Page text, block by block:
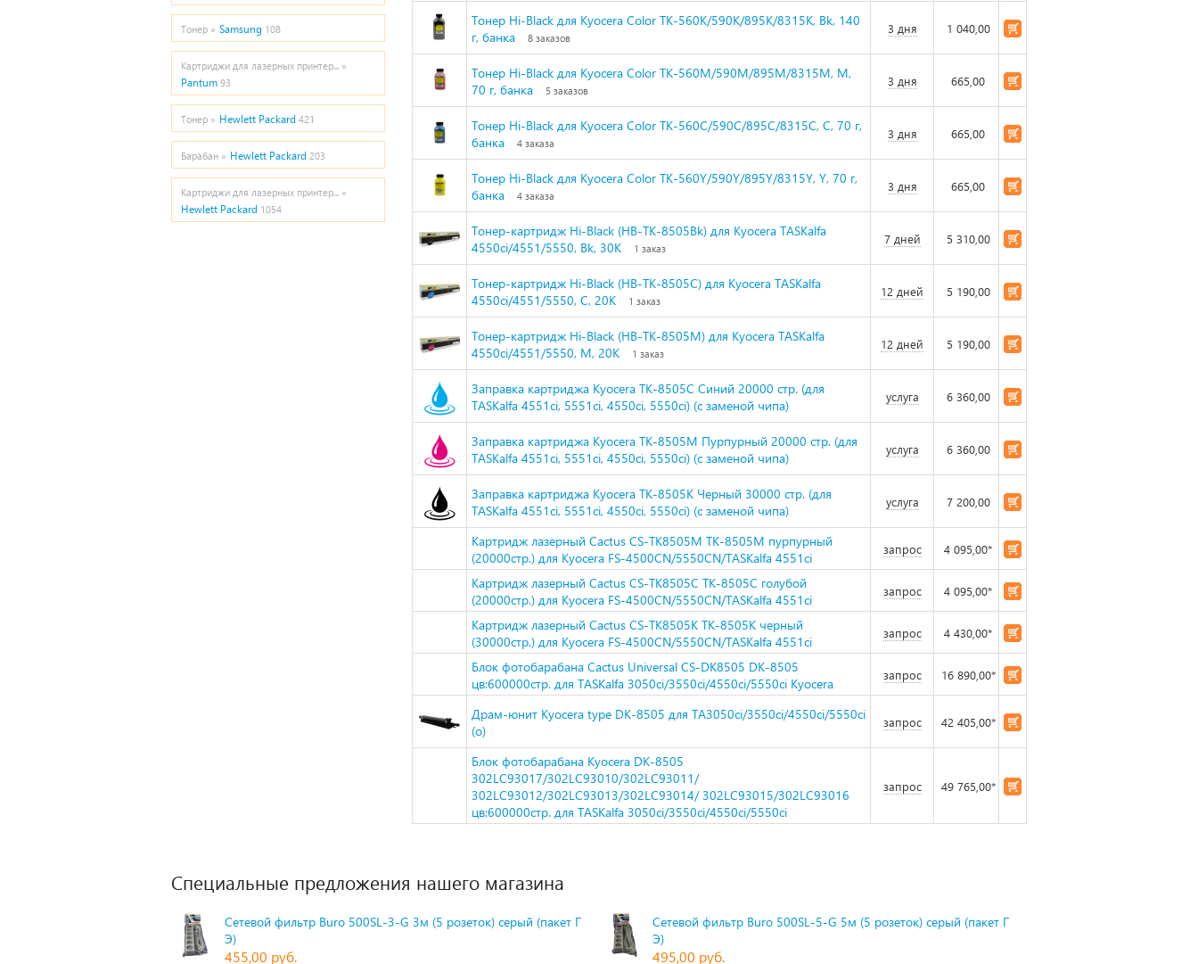
Тонер » Samsung 108
Картриджи для лазерных принтер... »
Pantum 93
Тонер » Hewlett Packard 421
Барабан » Hewlett Packard 203
Картриджи для лазерных принтер... »
Hewlett Packard 1054
Тонер Hi-Black для Kyocera Color TK-560K/590K/895K/8315K, Bk, 140
г, банка
8 заказов
3 дня 1 040,00
Тонер Hi-Black для Kyocera Color TK-560M/590M/895M/8315M, M,
70 г, банка
5 заказов
3 дня 665,00
Тонер Hi-Black для Kyocera Color TK-560C/590C/895C/8315C, C, 70 г,
банка
4 заказа
3 дня 665,00
Тонер Hi-Black для Kyocera Color TK-560Y/590Y/895Y/8315Y, Y, 70 г,
банка
4 заказа
3 дня 665,00
Тонер-картридж Hi-Black (HB-TK-8505Bk) для Kyocera TASKalfa
4550ci/4551/5550, Bk, 30K
1 заказ
7 дней 5 310,00
Тонер-картридж Hi-Black (HB-TK-8505C) для Kyocera TASKalfa
4550ci/4551/5550, C, 20K
1 заказ
12 дней 5 190,00
Тонер-картридж Hi-Black (HB-TK-8505M) для Kyocera TASKalfa
4550ci/4551/5550, M, 20K
1 заказ
12 дней 5 190,00
Заправка картриджа Kyocera TK-8505C Синий 20000 стр. (для
TASKalfa 4551ci, 5551ci, 4550ci, 5550ci) (с заменой чипа)
услуга 6 360,00
Заправка картриджа Kyocera TK-8505M Пурпурный 20000 стр. (для
TASKalfa 4551ci, 5551ci, 4550ci, 5550ci) (с заменой чипа)
услуга 6 360,00
Заправка картриджа Kyocera TK-8505K Черный 30000 стр. (для
TASKalfa 4551ci, 5551ci, 4550ci, 5550ci) (с заменой чипа)
услуга 7 200,00
Картридж лазерный Cactus CS-TK8505M TK-8505M пурпурный
(20000стр.) для Kyocera FS-4500CN/5550CN/TASKalfa 4551ci
запрос 4 095,00*
Картридж лазерный Cactus CS-TK8505C TK-8505C голубой
(20000стр.) для Kyocera FS-4500CN/5550CN/TASKalfa 4551ci
запрос 4 095,00*
Картридж лазерный Cactus CS-TK8505K TK-8505K черный
(30000стр.) для Kyocera FS-4500CN/5550CN/TASKalfa 4551ci
запрос 4 430,00*
Блок фотобарабана Cactus Universal CS-DK8505 DK-8505
цв:600000стр. для TASKalfa 3050ci/3550ci/4550ci/5550ci Kyocera
запрос 16 890,00*
Драм-юнит Kyocera type DK-8505 для TA3050ci/3550ci/4550ci/5550ci
(о)
запрос 42 405,00*
Блок фотобарабана Kyocera DK-8505
302LC93017/302LC93010/302LC93011/
302LC93012/302LC93013/302LC93014/ 302LC93015/302LC93016
цв:600000стр. для TASKalfa 3050ci/3550ci/4550ci/5550ci
запрос 49 765,00*
Специальные предложения нашего магазина
Сетевой фильтр Buro 500SL-3-G 3м (5 розеток) серый (пакет П
Э)
455,00 руб.
Сетевой фильтр Buro 500SL-5-G 5м (5 розеток) серый (пакет П
Э)
495,00 руб.